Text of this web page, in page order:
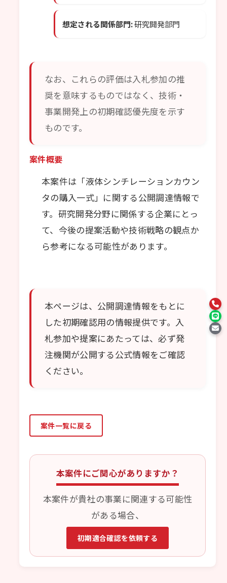
想定される関係部門:研究開発部門
なお、これらの評価は入札参加の推
奨を意味するものではなく、技術・
事業開発上の初期確認優先度を示す
ものです。
案件概要
本案件は「液体シンチレーションカウン
タの購入一式」に関する公開調達情報で
す。研究開発分野に関係する企業にとっ
て、今後の提案活動や技術戦略の観点か
ら参考になる可能性があります。
本ページは、公開調達情報をもとに
した初期確認用の情報提供です。入
札参加や提案にあたっては、必ず発
注機関が公開する公式情報をご確認
ください。
案件一覧に戻る
本案件にご関心がありますか？
本案件が貴社の事業に関連する可能性
がある場合、
初期適合確認を依頼する